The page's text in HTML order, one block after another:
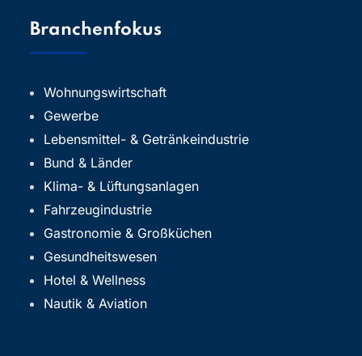
Branchenfokus
Wohnungswirtschaft
Gewerbe
Lebensmittel- & Getränkeindustrie
Bund & Länder
Klima- & Lüftungsanlagen
Fahrzeugindustrie
Gastronomie & Großküchen
Gesundheitswesen
Hotel & Wellness
Nautik & Aviation